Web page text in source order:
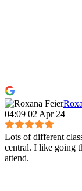
04:09 02 Apr 24
Lots of different
central. I like going
attend.